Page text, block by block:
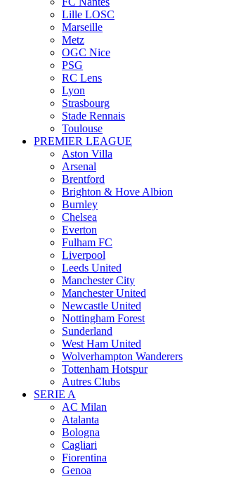
Lille LOSC
Marseille
Metz
OGC Nice
PSG
RC Lens
Lyon
Strasbourg
Stade Rennais
Toulouse
PREMIER LEAGUE
Aston Villa
Arsenal
Brentford
Brighton & Hove Albion
Burnley
Chelsea
Everton
Fulham FC
Liverpool
Leeds United
Manchester City
Manchester United
Newcastle United
Nottingham Forest
Sunderland
West Ham United
Wolverhampton Wanderers
Tottenham Hotspur
Autres Clubs
SERIE A
AC Milan
Atalanta
Bologna
Cagliari
Fiorentina
Genoa